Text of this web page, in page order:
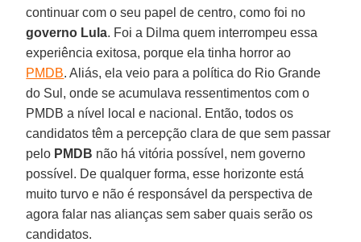
continuar com o seu papel de centro, como foi no
governo Lula. Foi a Dilma quem interrompeu essa
experiência exitosa, porque ela tinha horror ao
PMDB. Aliás, ela veio para a política do Rio Grande
do Sul, onde se acumulava ressentimentos com o
PMDB a nível local e nacional. Então, todos os
candidatos têm a percepção clara de que sem passar
pelo PMDB não há vitória possível, nem governo
possível. De qualquer forma, esse horizonte está
muito turvo e não é responsável da perspectiva de
agora falar nas alianças sem saber quais serão os
candidatos.